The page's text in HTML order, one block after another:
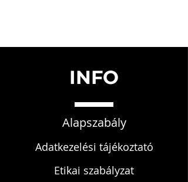
INFO
Alapszabály
Adatkezelési tájékoztató
Etikai szabályzat